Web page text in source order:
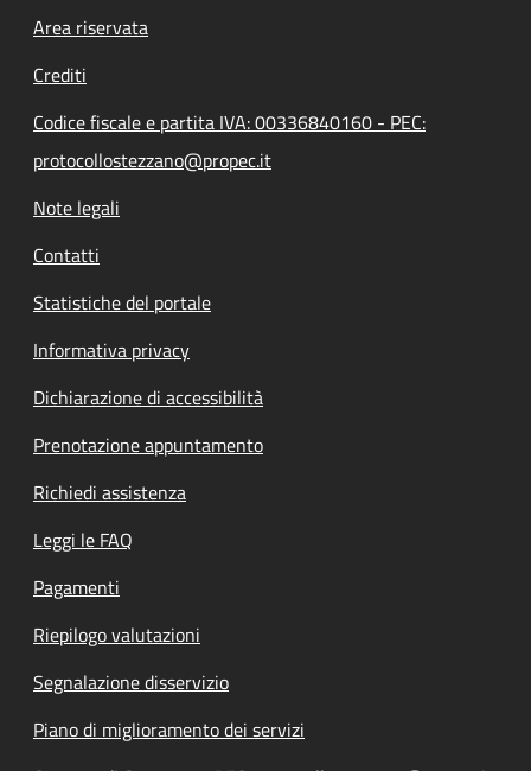
Footer menu
Area riservata
Crediti
Codice fiscale e partita IVA: 00336840160 - PEC:
protocollostezzano@propec.it
Note legali
Contatti
Statistiche del portale
Informativa privacy
Dichiarazione di accessibilità
Prenotazione appuntamento
Richiedi assistenza
Leggi le FAQ
Pagamenti
Riepilogo valutazioni
Segnalazione disservizio
Piano di miglioramento dei servizi